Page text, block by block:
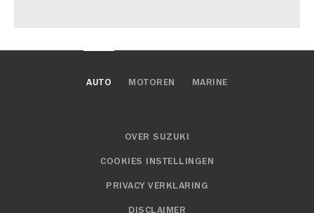
AUTO MOTOREN MARINE
OVER SUZUKI
COOKIES INSTELLINGEN
PRIVACY VERKLARING
DISCLAIMER